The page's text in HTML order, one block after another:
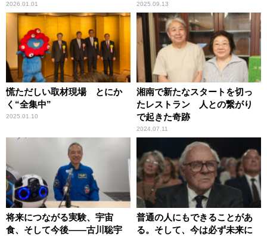
2026.01.01 2025.09.13
慌ただしい取材現場 とにか
く“全集中”
2025.01.10
湘南で新たなスタートを切っ
たレストラン 人との繋がり
で起きた奇跡
2024.07.11
将来につながる実験、宇宙
食、そして今後――古川聡宇
普通の人にもできることがあ
る。そして、今は必ず未来に